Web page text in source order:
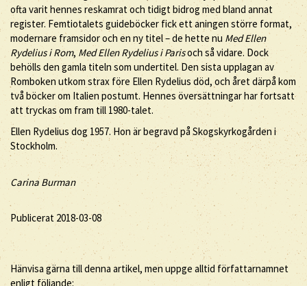
ofta varit hennes reskamrat och tidigt bidrog med bland annat
register. Femtiotalets guideböcker fick ett aningen större format,
modernare framsidor och en ny titel – de hette nuMed Ellen
Rydelius i Rom,Med Ellen Rydelius i Parisoch så vidare. Dock
behölls den gamla titeln som undertitel. Den sista upplagan av
Romboken utkom strax före Ellen Rydelius död, och året därpå kom
två böcker om Italien postumt. Hennes översättningar har fortsatt
att tryckas om fram till 1980-talet.
Ellen Rydelius dog 1957. Hon är begravd på Skogskyrkogården i
Stockholm.
Carina Burman
Publicerat 2018-03-08
Hänvisa gärna till denna artikel, men uppge alltid författarnamnet
enligt följande: